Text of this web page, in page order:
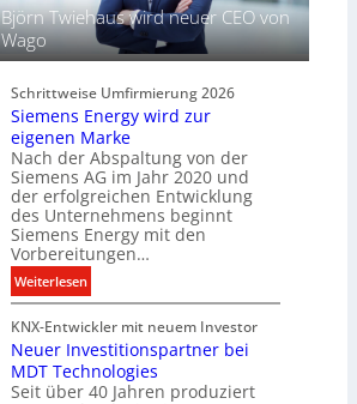
t
u
d
B
e
l
e
u
c
h
t
u
s
t
f
ü
r
i
g
i
t
a
l
e
P
r
o
d
u
k
t
Björn Twiehaus wird neuer CEO von
Wago
Schrittweise Umfirmierung 2026
Siemens Energy wird zur
eigenen Marke
Nach der Abspaltung von der
Siemens AG im Jahr 2020 und
der erfolgreichen Entwicklung
des Unternehmens beginnt
Siemens Energy mit den
Vorbereitungen…
Weiterlesen:
S
i
e
m
e
KNX-Entwickler mit neuem Investor
Neuer Investitionspartner bei
MDT Technologies
Seit über 40 Jahren produziert